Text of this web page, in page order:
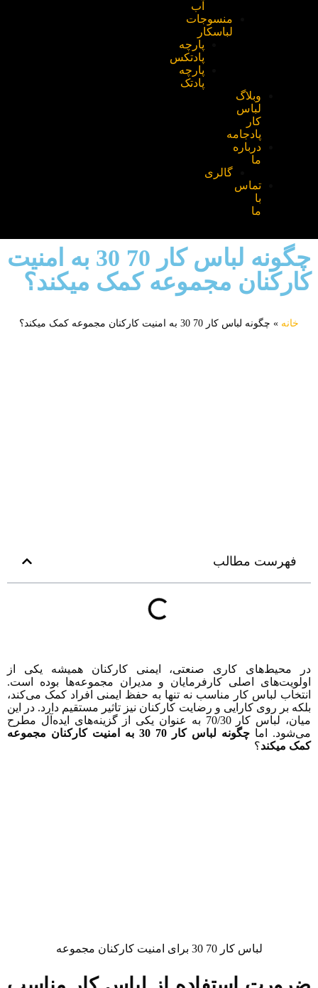
منسوجات
لباسکار
پارچه
پادتکس
پارچه
پادتک
وبلاگ
لباس
کار
پادجامه
درباره
گالری
تماس
چگونه لباس کار 70 30 به امنیت
مجموعه کمک میکند؟
خانه» چگونه لباس کار 70 30 به امنیت کارکنان مجموعه کمک میکند؟
فهرست مطالب
محیط‌های کاری صنعتی، ایمنی کارکنان همیشه یکی از
اصلی کارفرمایان و مدیران مجموعه‌ها بوده است.
لباس کار مناسب نه تنها به حفظ ایمنی افراد کمک می‌کند،
بر روی کارایی و رضایت کارکنان نیز تاثیر مستقیم دارد. در این
میان، لباس کار 70/30 به عنوان یکی از گزینه‌های ایده‌آل مطرح
اما
چگونه لباس کار 70 30 به امنیت کارکنان مجموعه
میکند؟
لباس کار 70 30 برای امنیت کارکنان مجموعه